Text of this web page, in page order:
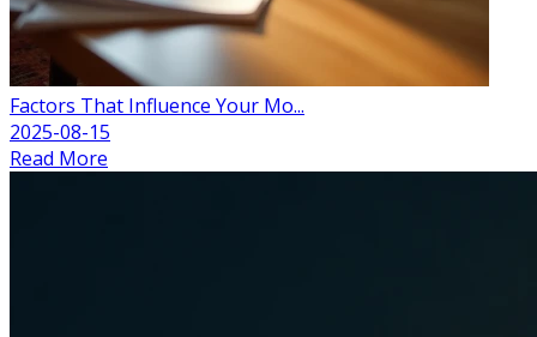
Factors That Influence Your Mo...
2025-08-15
Read More